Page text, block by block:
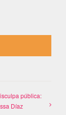
pública:
Díaz